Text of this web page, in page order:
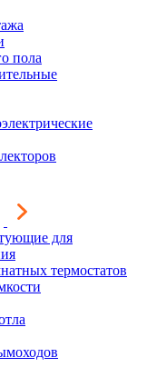
пола
для
термостатов